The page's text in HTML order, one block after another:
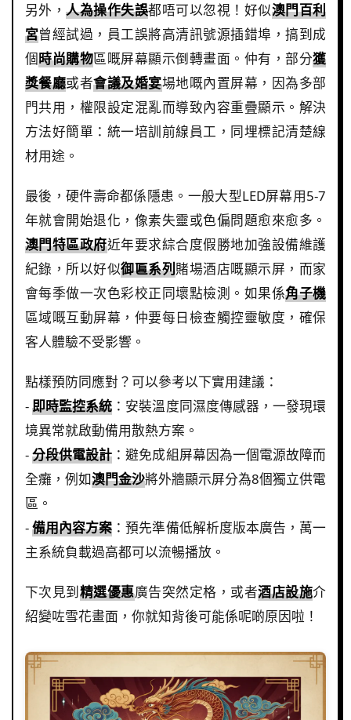
另外，人為操作失誤都唔可以忽視！好似澳門百利
宮曾經試過，員工誤將高清訊號源插錯埠，搞到成
個時尚購物區嘅屏幕顯示倒轉畫面。仲有，部分獲
獎餐廳或者會議及婚宴場地嘅內置屏幕，因為多部
門共用，權限設定混亂而導致內容重疊顯示。解決
方法好簡單：統一培訓前線員工，同埋標記清楚線
材用途。
最後，硬件壽命都係隱患。一般大型LED屏幕用5-7
年就會開始退化，像素失靈或色偏問題愈來愈多。
澳門特區政府近年要求綜合度假勝地加強設備維護
紀錄，所以好似御匾系列賭場酒店嘅顯示屏，而家
會每季做一次色彩校正同壞點檢測。如果係角子機
區域嘅互動屏幕，仲要每日檢查觸控靈敏度，確保
客人體驗不受影響。
點樣預防同應對？可以參考以下實用建議：
-即時監控系統 ：安裝溫度同濕度傳感器，一發現環
境異常就啟動備用散熱方案。
-分段供電設計 ：避免成組屏幕因為一個電源故障而
全癱，例如澳門金沙將外牆顯示屏分為8個獨立供電
區。
-備用內容方案 ：預先準備低解析度版本廣告，萬一
主系統負載過高都可以流暢播放。
下次見到精選優惠廣告突然定格，或者酒店設施介
紹變咗雪花畫面，你就知背後可能係呢啲原因啦！